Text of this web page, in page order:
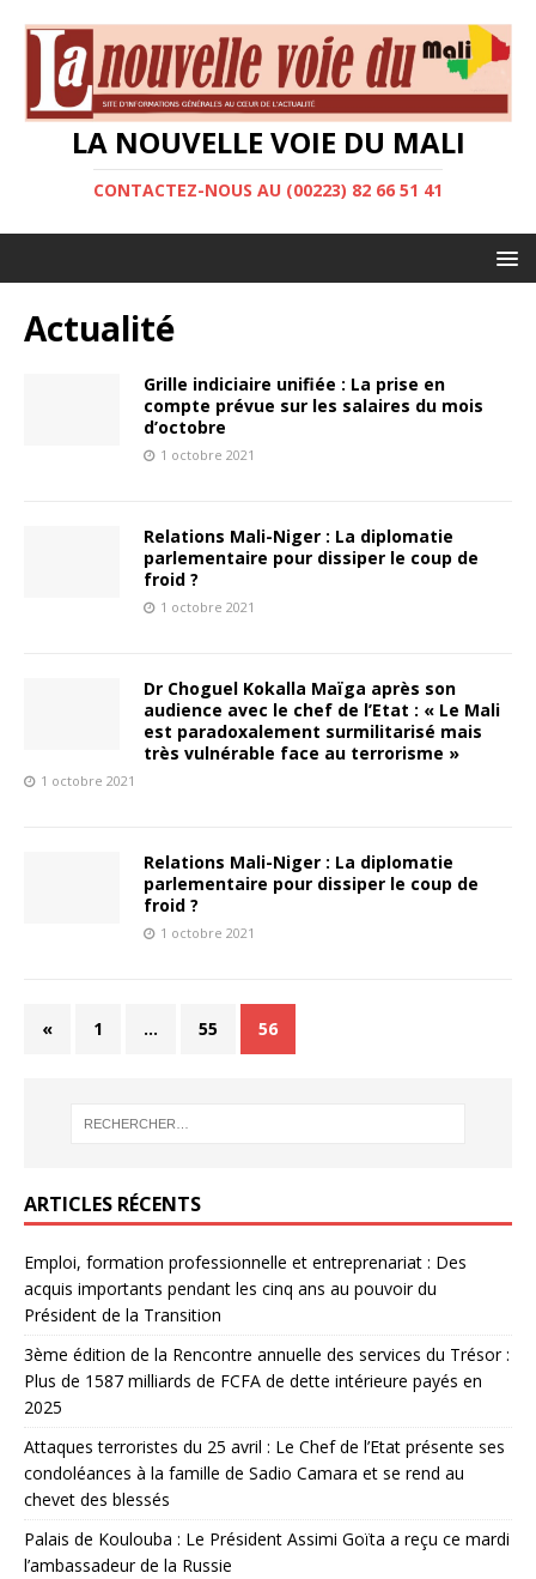
LA NOUVELLE VOIE DU MALI
CONTACTEZ-NOUS AU (00223) 82 66 51 41
Actualité
Grille indiciaire unifiée : La prise en
compte prévue sur les salaires du mois
d’octobre
1 octobre 2021
Relations Mali-Niger : La diplomatie
parlementaire pour dissiper le coup de
froid ?
1 octobre 2021
Dr Choguel Kokalla Maïga après son
audience avec le chef de l’Etat : « Le Mali
est paradoxalement surmilitarisé mais
très vulnérable face au terrorisme »
1 octobre 2021
Relations Mali-Niger : La diplomatie
parlementaire pour dissiper le coup de
froid ?
1 octobre 2021
« 1 … 55 56
ARTICLES RÉCENTS
Emploi, formation professionnelle et entreprenariat : Des
acquis importants pendant les cinq ans au pouvoir du
Président de la Transition
3ème édition de la Rencontre annuelle des services du Trésor :
Plus de 1587 milliards de FCFA de dette intérieure payés en
2025
Attaques terroristes du 25 avril : Le Chef de l’Etat présente ses
condoléances à la famille de Sadio Camara et se rend au
chevet des blessés
Palais de Koulouba : Le Président Assimi Goïta a reçu ce mardi
l’ambassadeur de la Russie